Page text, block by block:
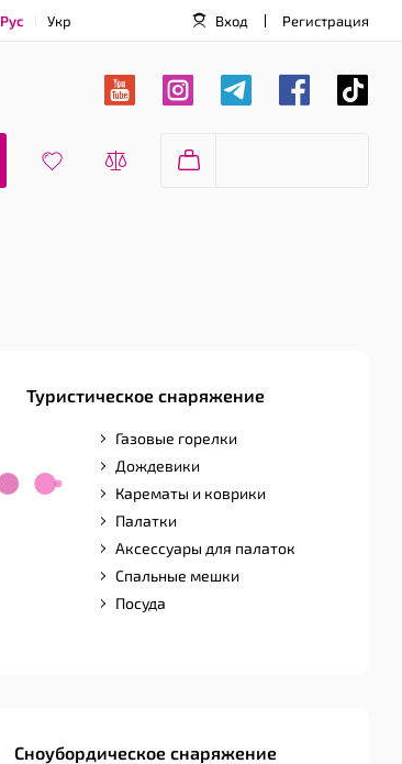
Рус Укр Вход Регистрация
Туристическое снаряжение
Газовые горелки
Дождевики
Карематы и коврики
Палатки
Аксессуары для палаток
Спальные мешки
Посуда
Сноубордическое снаряжение